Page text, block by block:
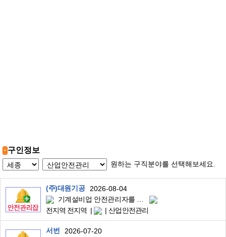
구인정보
원하는 구직분야를 선택해보세요.
(주)대원기공
2026-08-04
기계설비업 안전관리자를 모집합니다.
전지역 전지역
산업안전관리
서번
2026-07-20